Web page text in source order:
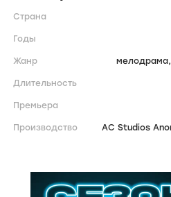
Страна
Годы
Жанр мелодрама,
Длительность
Премьера
Производство